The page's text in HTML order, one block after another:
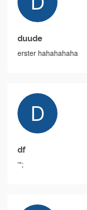
duude
erster hahahahaha
df
'";